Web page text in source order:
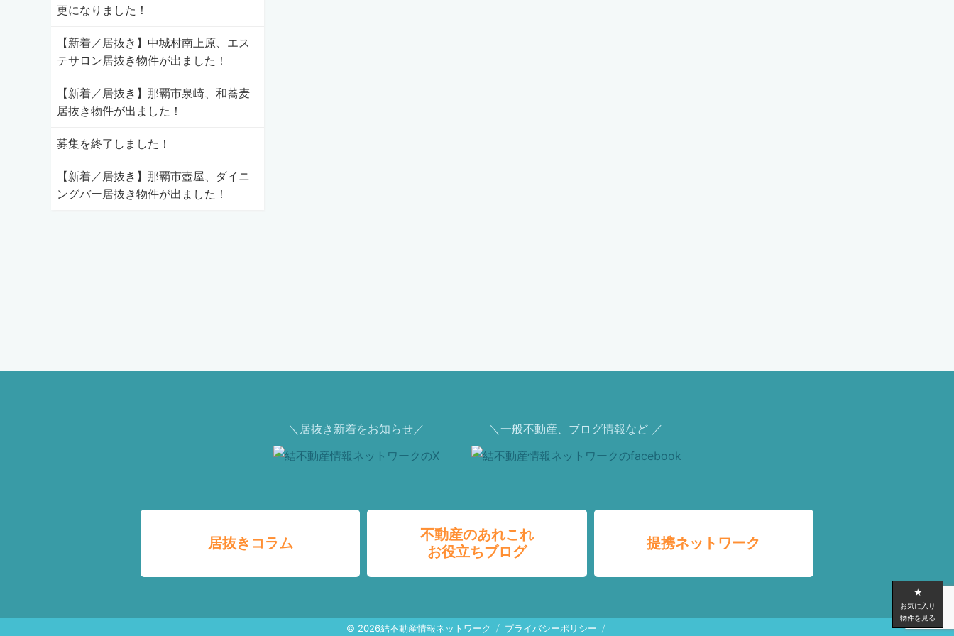
更になりました！
【新着／居抜き】中城村南上原、エス
テサロン居抜き物件が出ました！
【新着／居抜き】那覇市泉崎、和蕎麦
居抜き物件が出ました！
募集を終了しました！
【新着／居抜き】那覇市壺屋、ダイニ
ングバー居抜き物件が出ました！
＼居抜き新着をお知らせ／ ＼一般不動産、ブログ情報など ／
居抜きコラム
不動産のあれこれ
お役立ちブログ
提携ネットワーク
© 2026結不動産情報ネットワーク プライバシーポリシー
★
お気に入り
物件を見る